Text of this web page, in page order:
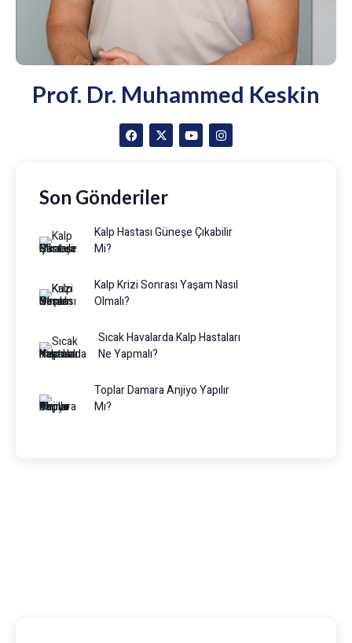
Prof. Dr. Muhammed Keskin
Son Gönderiler
Kalp Hastası Güneşe Çıkabilir
Mi?
Kalp Krizi Sonrası Yaşam Nasıl
Olmalı?
Sıcak Havalarda Kalp Hastaları
Ne Yapmalı?
Toplar Damara Anjiyo Yapılır
Mı?